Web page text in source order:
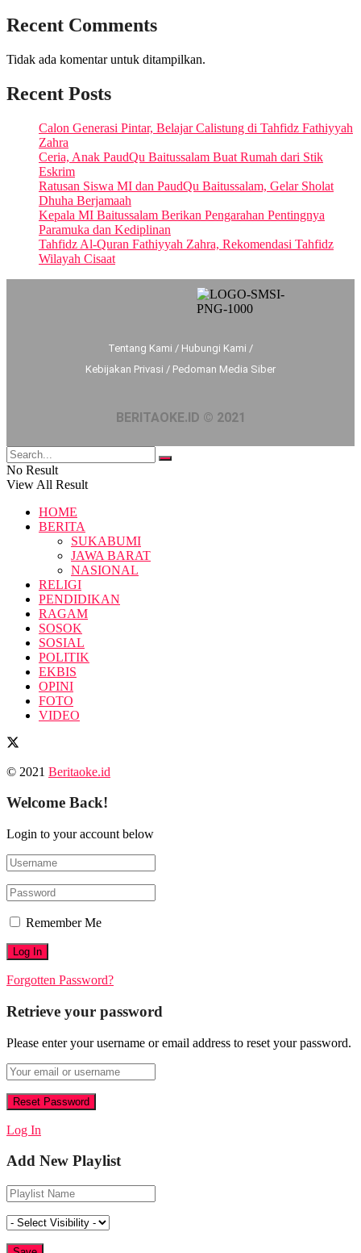
View All Result
Recent Comments
Tidak ada komentar untuk ditampilkan.
Recent Posts
Calon Generasi Pintar, Belajar Calistung di Tahfidz Fathiyyah
Zahra
Ceria, Anak PaudQu Baitussalam Buat Rumah dari Stik
Eskrim
Ratusan Siswa MI dan PaudQu Baitussalam, Gelar Sholat
Dhuha Berjamaah
Kepala MI Baitussalam Berikan Pengarahan Pentingnya
Paramuka dan Kediplinan
Tahfidz Al-Quran Fathiyyah Zahra, Rekomendasi Tahfidz
Wilayah Cisaat
Tentang Kami / Hubungi Kami /
Kebijakan Privasi / Pedoman Media Siber
BERITAOKE.ID © 2021
No Result
View All Result
HOME
BERITA
SUKABUMI
JAWA BARAT
NASIONAL
RELIGI
PENDIDIKAN
RAGAM
SOSOK
SOSIAL
POLITIK
EKBIS
OPINI
FOTO
VIDEO
© 2021 Beritaoke.id
Welcome Back!
Login to your account below
Remember Me
Forgotten Password?
Retrieve your password
Please enter your username or email address to reset your password.
Log In
Add New Playlist